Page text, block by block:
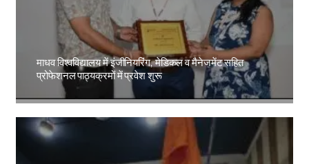
माधव विश्वविद्यालय में इंजीनियरिंग, मेडिकल व मैनेजमेंट सहित
प्रोफेशनल पाठ्यक्रमों में प्रवेश शुरू
Amit Lekh